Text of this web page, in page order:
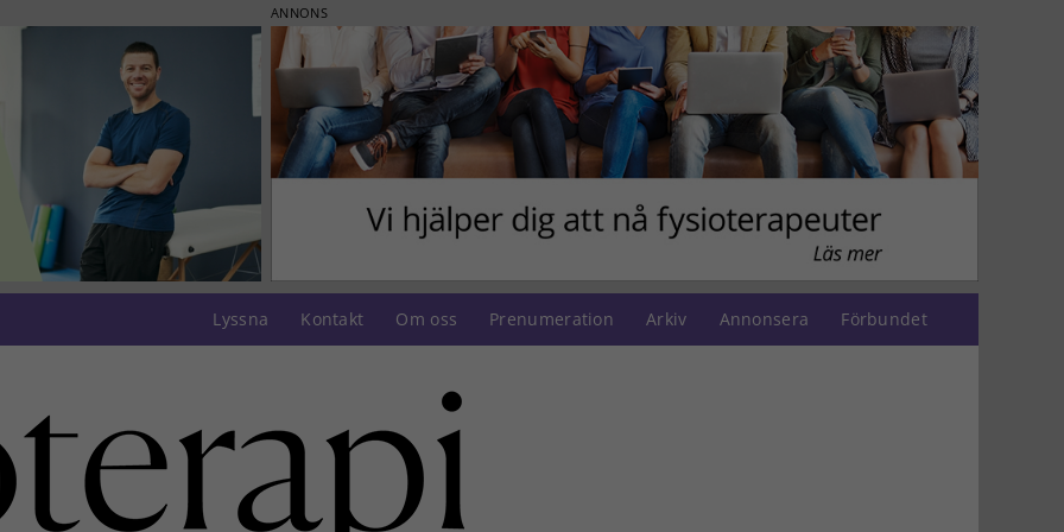
ANNONS
Lyssna Kontakt Om oss Prenumeration Arkiv Annonsera Förbundet